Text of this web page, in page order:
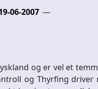
06-2007
og er vel et
og Thyrfing driver